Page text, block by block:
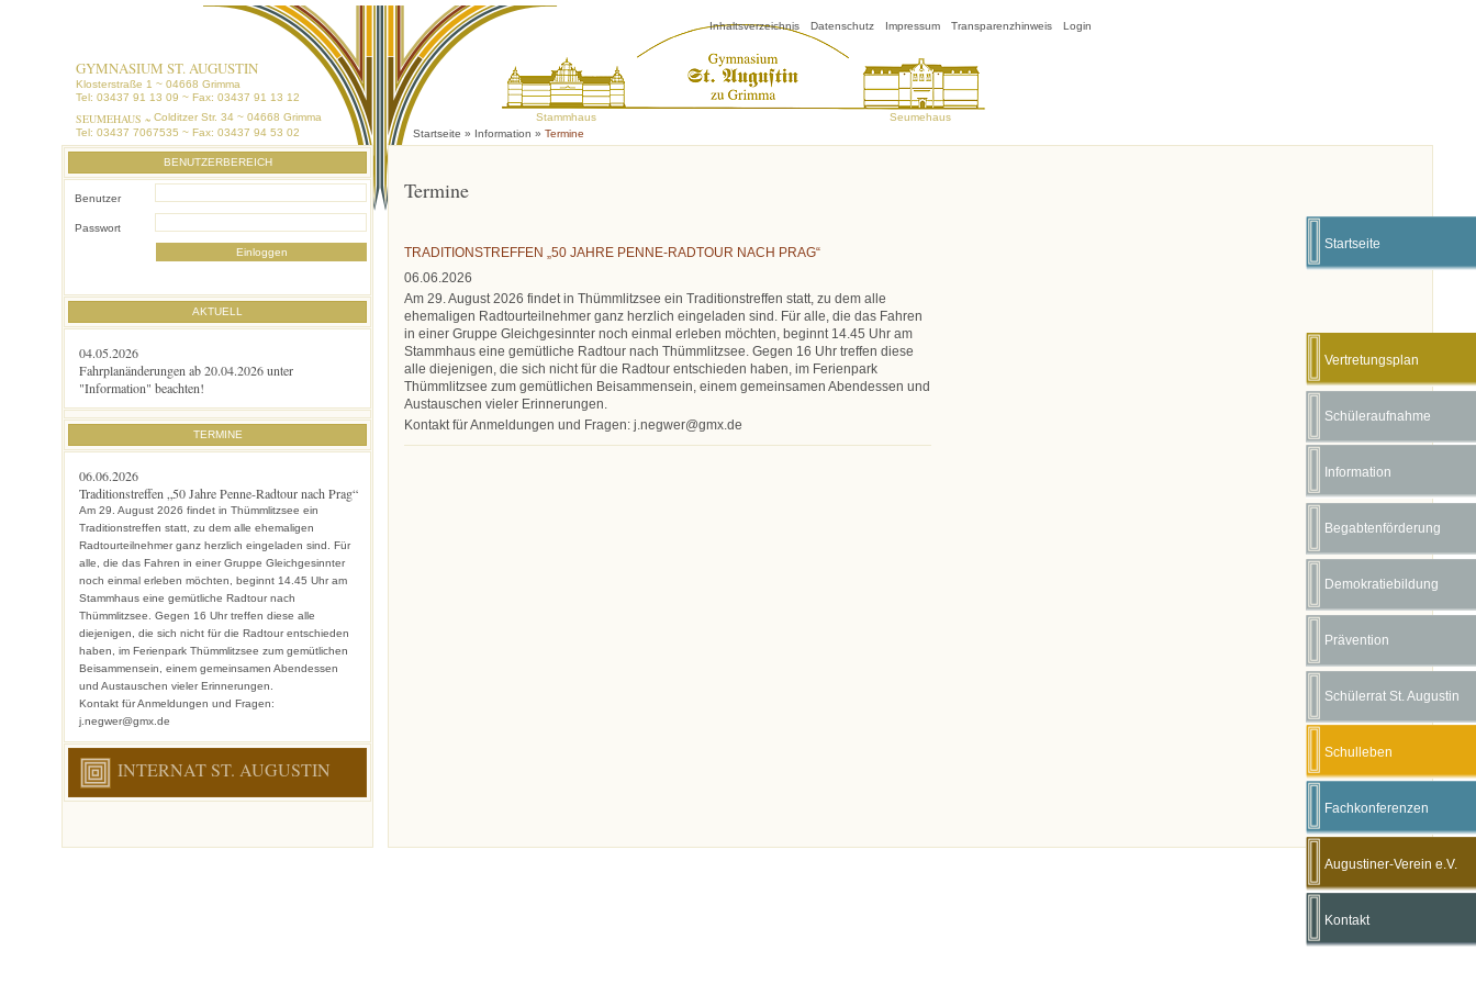
GYMNASIUM ST. AUGUSTIN
Klosterstraße 1 ~ 04668 Grimma
Tel: 03437 91 13 09 ~ Fax: 03437 91 13 12
SEUMEHAUS ~ Colditzer Str. 34 ~ 04668 Grimma
Tel: 03437 7067535 ~ Fax: 03437 94 53 02
Login
Transparenzhinweis
Impressum
Datenschutz
Inhaltsverzeichnis
Stammhaus
Seumehaus
Startseite » Information »Termine
Startseite
Vertretungsplan
Schüleraufnahme
Information
Begabtenförderung
Demokratiebildung
Prävention
Schülerrat St. Augustin
Schulleben
Fachkonferenzen
Augustiner-Verein e.V.
Kontakt
BENUTZERBEREICH
Benutzer
Passwort
AKTUELL
04.05.2026
Fahrplanänderungen ab 20.04.2026 unter
"Information" beachten!
TERMINE
06.06.2026
Traditionstreffen „50 Jahre Penne-Radtour nach Prag“
Am 29. August 2026 findet in Thümmlitzsee ein
Traditionstreffen statt, zu dem alle ehemaligen
Radtourteilnehmer ganz herzlich eingeladen sind. Für
alle, die das Fahren in einer Gruppe Gleichgesinnter
noch einmal erleben möchten, beginnt 14.45 Uhr am
Stammhaus eine gemütliche Radtour nach
Thümmlitzsee. Gegen 16 Uhr treffen diese alle
diejenigen, die sich nicht für die Radtour entschieden
haben, im Ferienpark Thümmlitzsee zum gemütlichen
Beisammensein, einem gemeinsamen Abendessen
und Austauschen vieler Erinnerungen.
Kontakt für Anmeldungen und Fragen:
j.negwer@gmx.de
INTERNAT ST. AUGUSTIN
Termine
TRADITIONSTREFFEN „50 JAHRE PENNE-RADTOUR NACH PRAG“
06.06.2026
Am 29. August 2026 findet in Thümmlitzsee ein Traditionstreffen statt, zu dem alle
ehemaligen Radtourteilnehmer ganz herzlich eingeladen sind. Für alle, die das Fahren
in einer Gruppe Gleichgesinnter noch einmal erleben möchten, beginnt 14.45 Uhr am
Stammhaus eine gemütliche Radtour nach Thümmlitzsee. Gegen 16 Uhr treffen diese
alle diejenigen, die sich nicht für die Radtour entschieden haben, im Ferienpark
Thümmlitzsee zum gemütlichen Beisammensein, einem gemeinsamen Abendessen und
Austauschen vieler Erinnerungen.
Kontakt für Anmeldungen und Fragen: j.negwer@gmx.de